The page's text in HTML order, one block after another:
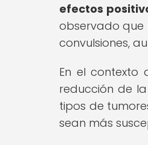
efectos
observado que
convulsiones,
En el
reducción de
tipos de
sean más